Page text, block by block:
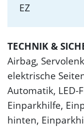
EZ
TECHNIK &
Airbag,
elektrische
Automatik, LED-
Einparkhilfe,
hinten,